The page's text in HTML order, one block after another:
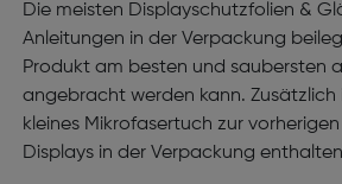
Die meisten Displayschutzfolien &
Anleitungen in der Verpackung
Produkt am besten und saubersten
angebracht werden kann.
kleines Mikrofasertuch zur
Displays in der Verpackung